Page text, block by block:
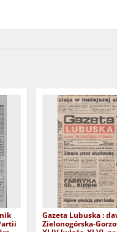
Gazeta Lubuska :
Zielonogórska-